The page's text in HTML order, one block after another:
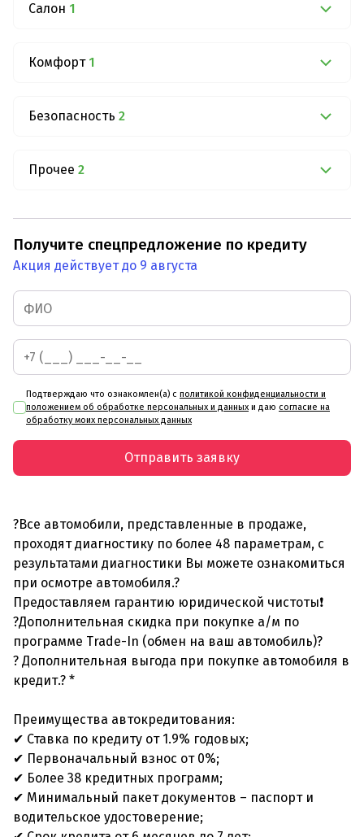
Салон 1
Комфорт 1
Безопасность 2
Прочее 2
Получите спецпредложение по кредиту
Акция действует до 9 августа
Подтверждаю что ознакомлен(а) с политикой конфиденциальности и
положением об обработке персональных и данных и даю согласие на
обработку моих персональных данных
Отправить заявку
?Все автомобили, представленные в продаже,
проходят диагностику по более 48 параметрам, с
результатами диагностики Вы можете ознакомиться
при осмотре автомобиля.?
Предоставляем гарантию юридической чистоты❗
?Дополнительная скидка при покупке а/м по
программе Trade-In (обмен на ваш автомобиль)?
? Дополнительная выгода при покупке автомобиля в
кредит.? *
Преимущества автокредитования:
✔ Ставка по кредиту от 1.9% годовых;
✔ Первоначальный взнос от 0%;
✔ Более 38 кредитных программ;
✔ Минимальный пакет документов – паспорт и
водительское удостоверение;